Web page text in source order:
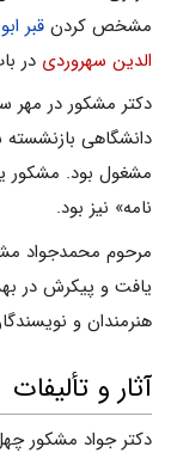
مشخص کردن قبر
الدین سهروردى در
دانشگاهى
مشغول بود. مشکور
نامه» نیز بود.
یافت و پیکرش در
هنرمندان و
آثار و تألیفات
دکتر جواد مشکور